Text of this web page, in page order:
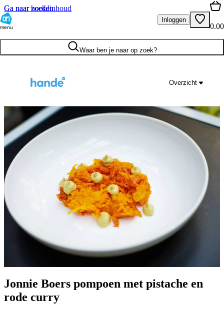
Ga naar hoofdinhoud
Ga naar zoeken
menu
Inloggen
0.00
Waar ben je naar op zoek?
Overzicht
Jonnie Boers pompoen met pistache en
rode curry